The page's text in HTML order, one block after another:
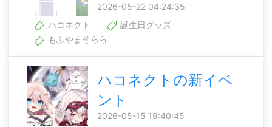
2026-05-22 04:24:35
ハコネクト
誕生日グッズ
もふやまそらら
ハコネクトの新イベ
ント
2026-05-15 19:40:45